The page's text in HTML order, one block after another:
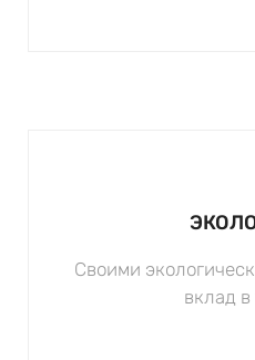
Своими
вклад